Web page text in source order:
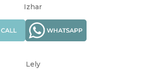
Izhar
Lely